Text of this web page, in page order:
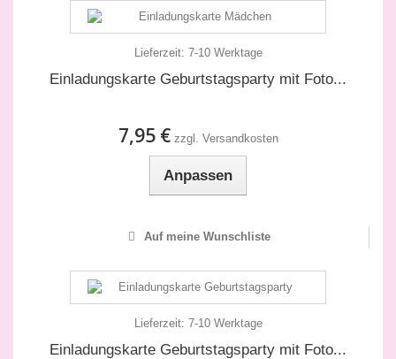
Lieferzeit: 7-10 Werktage
Einladungskarte Geburtstagsparty mit Foto...
7,95 € zzgl. Versandkosten
Anpassen
Auf meine Wunschliste
Lieferzeit: 7-10 Werktage
Einladungskarte Geburtstagsparty mit Foto...